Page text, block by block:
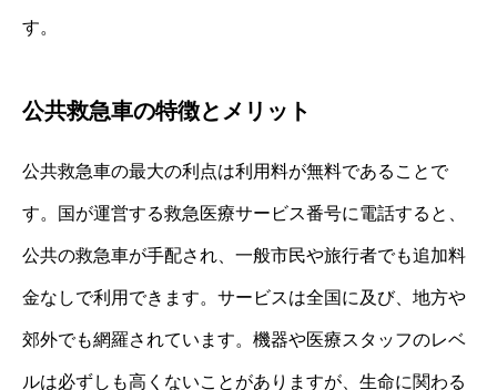
す。
公共救急車の特徴とメリット
公共救急車の最大の利点は利用料が無料であることで
す。国が運営する救急医療サービス番号に電話すると、
公共の救急車が手配され、一般市民や旅行者でも追加料
金なしで利用できます。サービスは全国に及び、地方や
郊外でも網羅されています。機器や医療スタッフのレベ
ルは必ずしも高くないことがありますが、生命に関わる